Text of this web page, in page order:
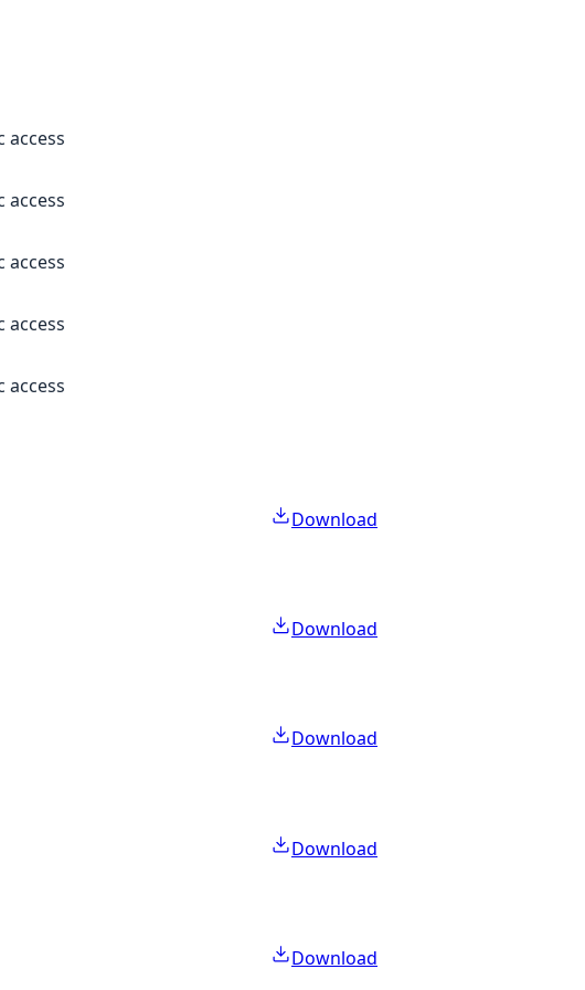
access
access
access
access
access
Download
Download
Download
Download
Download